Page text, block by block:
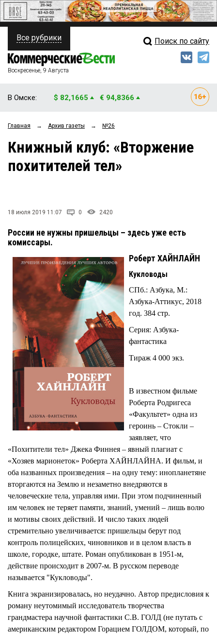
ПОЛИТИКА
ФИНАНСЫ
ОБЩЕСТВО
ЗАКОН
НОВОСТИ КОМПАНИЙ
Свежий выпуск
Рейтинги
Все рубрики Поиск по сайту
Воскресенье, 9 Августа
В Омске: $ 82,1665 € 94,8366
Главная → Архив газеты → №26
Книжный клуб: «Вторжение
похитителей тел»
18 июля 2019 11:07 0 2420
России не нужны пришельцы – здесь уже есть
комиссары.
Роберт ХАЙНЛАЙН
Кукловоды
СПб.: Азбука, М.:
Азбука-Аттикус, 2018
год. 384 стр.
Серия: Азбука-
фантастика
Тираж 4 000 экз.
В известном фильме
Роберта Родригеса
«Факультет» одна из
героинь – Стокли –
заявляет, что
«Похитители тел» Джека Финнея – явный плагиат с
«Хозяев марионеток» Роберта ХАЙНЛАЙНА. И фильм, и
оба названных произведения – на одну тему: инопланетяне
вторгаются на Землю и незаметно внедряются в
человеческие тела, управляя ими. При этом подчиненный
им человек не теряет памяти, знаний, умений – лишь волю
и мотивы своих действий. И число таких людей
стремительно увеличивается: пришельцы берут под
контроль полицейских, чиновников и в целом власть в
школе, городке, штате. Роман опубликован в 1951-м,
действие происходит в 2007-м. В русском переводе
называется "Кукловоды".
Книга экранизировалась, но неудачно. Автор предисловия к
роману неутомимый исследователь творчества
грандмастера научной фантастики С.В. ГОЛД (не путать с
американским редактором Горацием ГОЛДОМ, который, по